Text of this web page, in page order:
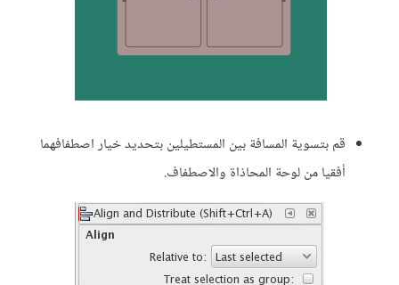
قم بتسوية المسافة بين المستطيلين بتحديد خيار اصطفافهما
أفقيا من لوحة المحاذاة والاصطفاف.